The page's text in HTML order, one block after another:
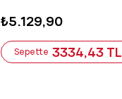
₺5.129,90
Sepette 3334,43 TL